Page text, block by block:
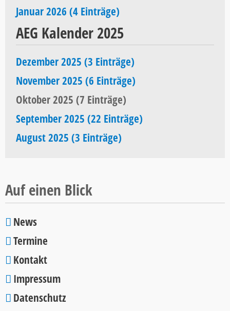
Januar 2026 (4 Einträge)
AEG Kalender 2025
Dezember 2025 (3 Einträge)
November 2025 (6 Einträge)
Oktober 2025 (7 Einträge)
September 2025 (22 Einträge)
August 2025 (3 Einträge)
Auf einen Blick
Navigation
überspringen
News
Termine
Kontakt
Impressum
Datenschutz